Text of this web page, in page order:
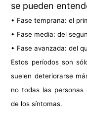
se pueden
• Fase temprana: el
• Fase media: del
• Fase avanzada: del
Estos períodos son
suelen deteriorarse
no todas las personas
de los síntomas.